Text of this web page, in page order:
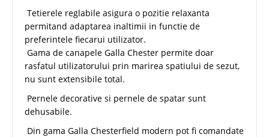
Tetierele reglabile asigura o pozitie relaxanta
permitand adaptarea inaltimii in functie de
preferintele fiecarui utilizator.
Gama de canapele Galla Chester permite doar
rasfatul utilizatorului prin marirea spatiului de sezut,
nu sunt extensibile total.
Pernele decorative si pernele de spatar sunt
dehusabile.
Din gama Galla Chesterfield modern pot fi comandate